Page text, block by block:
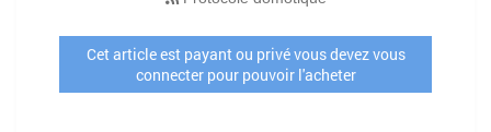
Cet article est payant ou privé vous devez vous
connecter pour pouvoir l'acheter